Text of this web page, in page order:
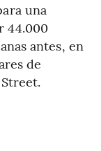
una
44.000
antes, en
de